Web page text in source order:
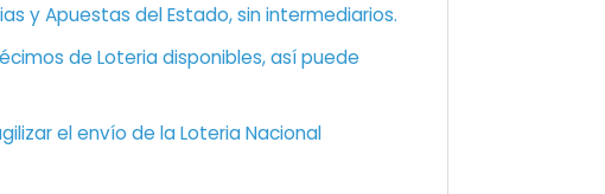
y Apuestas del Estado, sin intermediarios.
de Loteria disponibles, así puede
el envío de la Loteria Nacional